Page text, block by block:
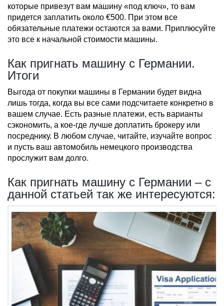
которые привезут вам машину «под ключ», то вам
придется заплатить около €500. При этом все
обязательные платежи остаются за вами. Приплюсуйте
это все к начальной стоимости машины.
Как пригнать машину с Германии.
Итоги
Выгода от покупки машины в Германии будет видна
лишь тогда, когда вы все сами подсчитаете конкретно в
вашем случае. Есть разные платежи, есть варианты
сэкономить, а кое-где лучше доплатить брокеру или
посреднику. В любом случае, читайте, изучайте вопрос
и пусть ваш автомобиль немецкого производства
прослужит вам долго.
Как пригнать машину с Германии – с
данной статьей так же интересуются: